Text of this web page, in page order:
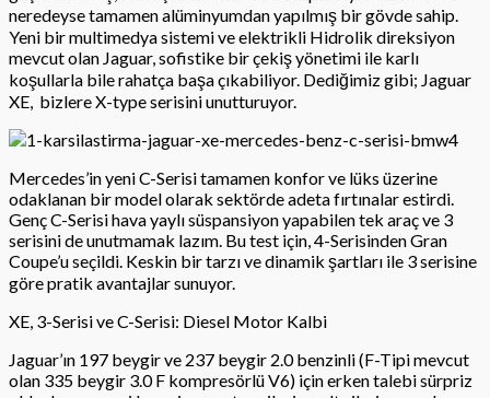
neredeyse tamamen alüminyumdan yapılmış bir gövde sahip.
Yeni bir multimedya sistemi ve elektrikli Hidrolik direksiyon
mevcut olan Jaguar, sofistike bir çekiş yönetimi ile karlı
koşullarla bile rahatça başa çıkabiliyor. Dediğimiz gibi; Jaguar
XE, bizlere X-type serisini unutturuyor.
Mercedes’in yeni C-Serisi tamamen konfor ve lüks üzerine
odaklanan bir model olarak sektörde adeta fırtınalar estirdi.
Genç C-Serisi hava yaylı süspansiyon yapabilen tek araç ve 3
serisini de unutmamak lazım. Bu test için, 4-Serisinden Gran
Coupe’u seçildi. Keskin bir tarzı ve dinamik şartları ile 3 serisine
göre pratik avantajlar sunuyor.
XE, 3-Serisi ve C-Serisi: Diesel Motor Kalbi
Jaguar’ın 197 beygir ve 237 beygir 2.0 benzinli (F-Tipi mevcut
olan 335 beygir 3.0 F kompresörlü V6) için erken talebi sürpriz